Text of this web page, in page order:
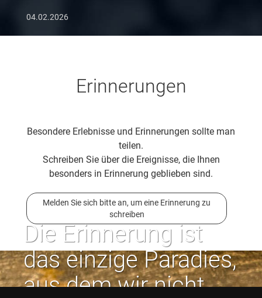
04.02.2026
Erinnerungen
Besondere Erlebnisse und Erinnerungen sollte man
teilen.
Schreiben Sie über die Ereignisse, die Ihnen
besonders in Erinnerung geblieben sind.
Melden Sie sich bitte an, um eine Erinnerung zu
schreiben
Die Erinnerung ist
das einzige Paradies,
aus dem wir nicht